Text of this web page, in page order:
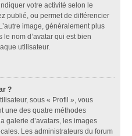
votre activité selon le
publié, ou permet de différencier
image, généralement plus
nom d’avatar qui est bien
utilisateur.
?
sous « Profil », vous
une des quatre méthodes
galerie d’avatars, les images
Les administrateurs du forum